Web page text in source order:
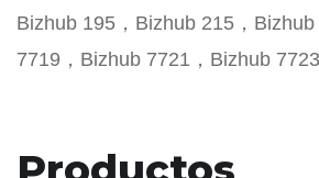
Bizhub 195，Bizhub 215，
7719，Bizhub 7721，Bizhub 7723